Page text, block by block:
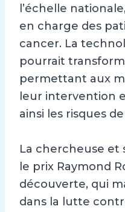
l’échelle
en charge des
cancer. La
pourrait
permettant aux
leur intervention
ainsi les risques
La chercheuse et
le prix Raymond
découverte, qui
dans la lutte